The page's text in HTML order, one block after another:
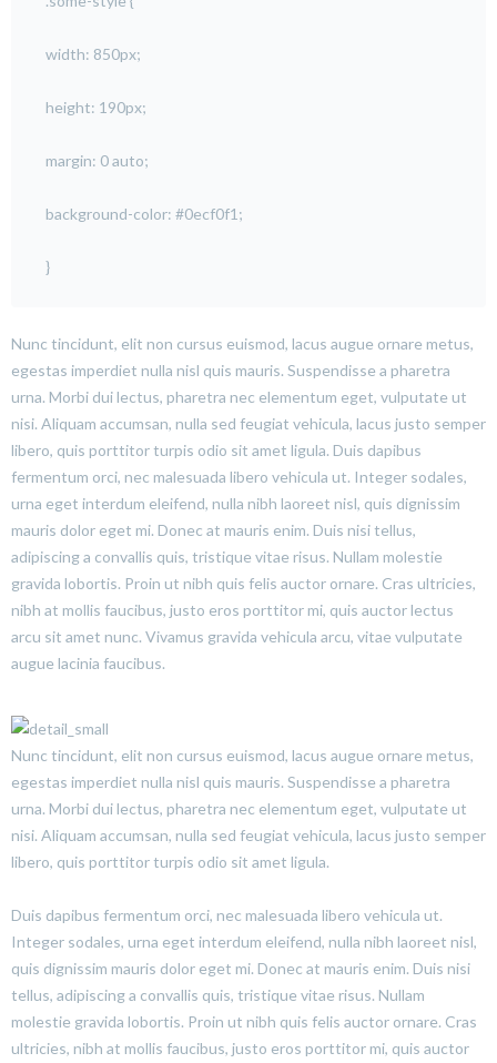
width: 850px;
height: 190px;
margin: 0 auto;
background-color: #0ecf0f1;
}
Nunc tincidunt, elit non cursus euismod, lacus augue ornare metus,
egestas imperdiet nulla nisl quis mauris. Suspendisse a pharetra
urna. Morbi dui lectus, pharetra nec elementum eget, vulputate ut
nisi. Aliquam accumsan, nulla sed feugiat vehicula, lacus justo semper
libero, quis porttitor turpis odio sit amet ligula. Duis dapibus
fermentum orci, nec malesuada libero vehicula ut. Integer sodales,
urna eget interdum eleifend, nulla nibh laoreet nisl, quis dignissim
mauris dolor eget mi. Donec at mauris enim. Duis nisi tellus,
adipiscing a convallis quis, tristique vitae risus. Nullam molestie
gravida lobortis. Proin ut nibh quis felis auctor ornare. Cras ultricies,
nibh at mollis faucibus, justo eros porttitor mi, quis auctor lectus
arcu sit amet nunc. Vivamus gravida vehicula arcu, vitae vulputate
augue lacinia faucibus.
Nunc tincidunt, elit non cursus euismod, lacus augue ornare metus,
egestas imperdiet nulla nisl quis mauris. Suspendisse a pharetra
urna. Morbi dui lectus, pharetra nec elementum eget, vulputate ut
nisi. Aliquam accumsan, nulla sed feugiat vehicula, lacus justo semper
libero, quis porttitor turpis odio sit amet ligula.
Duis dapibus fermentum orci, nec malesuada libero vehicula ut.
Integer sodales, urna eget interdum eleifend, nulla nibh laoreet nisl,
quis dignissim mauris dolor eget mi. Donec at mauris enim. Duis nisi
tellus, adipiscing a convallis quis, tristique vitae risus. Nullam
molestie gravida lobortis. Proin ut nibh quis felis auctor ornare. Cras
ultricies, nibh at mollis faucibus, justo eros porttitor mi, quis auctor